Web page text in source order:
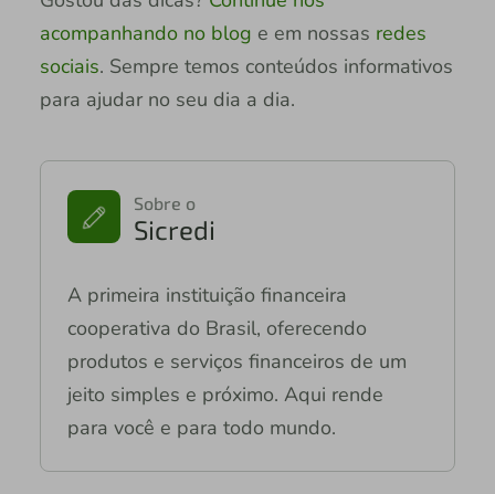
acompanhando no blog e em nossas redes
sociais. Sempre temos conteúdos informativos
para ajudar no seu dia a dia.
Sobre o
Sicredi
A primeira instituição financeira
cooperativa do Brasil, oferecendo
produtos e serviços financeiros de um
jeito simples e próximo. Aqui rende
para você e para todo mundo.